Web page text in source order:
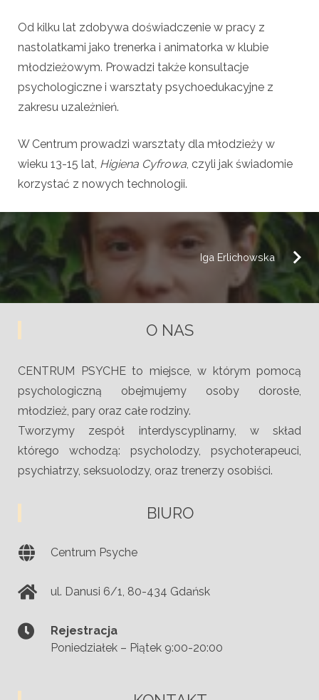
Od kilku lat zdobywa doświadczenie w pracy z
nastolatkami jako trenerka i animatorka w klubie
młodzieżowym. Prowadzi także konsultacje
psychologiczne i warsztaty psychoedukacyjne z
zakresu uzależnień.
W Centrum prowadzi warsztaty dla młodzieży w
wieku 13-15 lat, Higiena Cyfrowa, czyli jak świadomie
korzystać z nowych technologii.
Iga Erlichowska
O NAS
CENTRUM PSYCHE to miejsce, w którym pomocą
psychologiczną obejmujemy osoby dorosłe,
młodzież, pary oraz całe rodziny.
Tworzymy zespół interdyscyplinarny, w skład
którego wchodzą: psycholodzy, psychoterapeuci,
psychiatrzy, seksuolodzy, oraz trenerzy osobiści.
BIURO
Centrum Psyche
ul. Danusi 6/1, 80-434 Gdańsk
Rejestracja
Poniedziałek – Piątek 9:00-20:00